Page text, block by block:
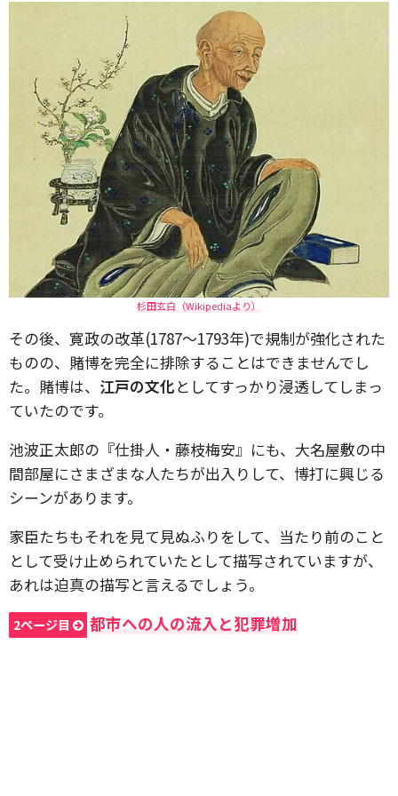
杉田玄白（Wikipediaより）
その後、寛政の改革(1787～1793年)で規制が強化された
ものの、賭博を完全に排除することはできませんでし
た。賭博は、 江戸の文化としてすっかり浸透してしまっ
ていたのです。
池波正太郎の『仕掛人・藤枝梅安』にも、大名屋敷の中
間部屋にさまざまな人たちが出入りして、博打に興じる
シーンがあります。
家臣たちもそれを見て見ぬふりをして、当たり前のこと
として受け止められていたとして描写されていますが、
あれは迫真の描写と言えるでしょう。
2ページ目 都市への人の流入と犯罪増加